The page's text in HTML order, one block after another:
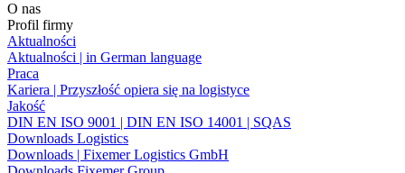
O nas
Profil firmy
Aktualności
Aktualności | in German language
Praca
Kariera | Przyszłość opiera się na logistyce
Jakość
DIN EN ISO 9001 | DIN EN ISO 14001 | SQAS
Downloads Logistics
Downloads | Fixemer Logistics GmbH